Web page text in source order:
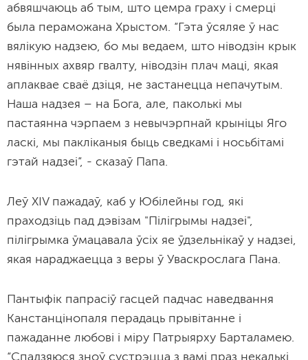
абвяшчаюць аб тым, што цемра граху і смерці
была пераможана Хрыстом. “Гэта ўсяляе ў нас
вялікую надзею, бо мы ведаем, што ніводзін крык
нявінных ахвяр гвалту, ніводзін плач маці, якая
аплаквае сваё дзіця, не застанецца непачутым.
Наша надзея – на Бога, але, паколькі мы
пастаянна чэрпаем з невычэрпнай крыніцы Яго
ласкі, мы пакліканыя быць сведкамі і носьбітамі
гэтай надзеі”, - сказаў Папа.
Леў XIV пажадаў, каб у Юбілейны год, які
праходзіць пад дэвізам "Пілігрымы надзеі",
пілігрымка ўмацавала ўсіх яе ўдзельнікаў у надзеі,
якая нараджаецца з веры ў Уваскрослага Пана.
Пантыфік папрасіў гасцей падчас наведвання
Канстанцінопаля перадаць прывітанне і
пажаданне любові і міру Патрыярху Барталамею.
“Спадзяюся зноў сустрэцца з вамі праз некалькі